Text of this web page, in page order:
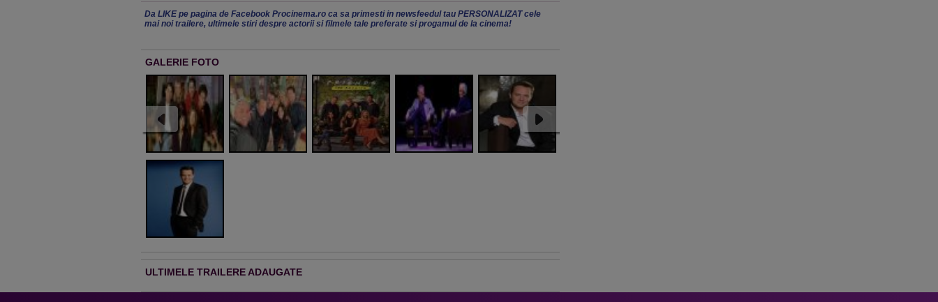
Da LIKE pe pagina de Facebook Procinema.ro ca sa primesti in newsfeedul tau PERSONALIZAT cele
mai noi trailere, ultimele stiri despre actorii si filmele tale preferate si progamul de la cinema!
GALERIE FOTO
ULTIMELE TRAILERE ADAUGATE